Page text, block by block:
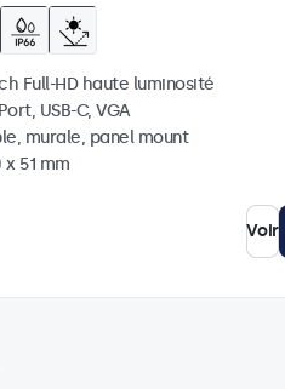
Full-HD haute luminosité
USB-C, VGA
murale, panel mount
51 mm
Voir